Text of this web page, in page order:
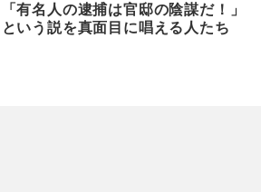
「有名人の逮捕は官邸の陰謀だ！」
という説を真面目に唱える人たち